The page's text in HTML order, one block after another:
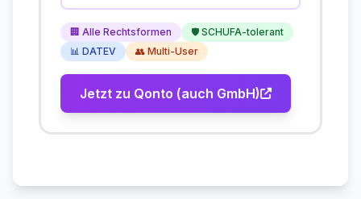
🏢 Alle Rechtsformen
🛡️ SCHUFA-tolerant
📊 DATEV
👥 Multi-User
Jetzt zu Qonto (auch GmbH)